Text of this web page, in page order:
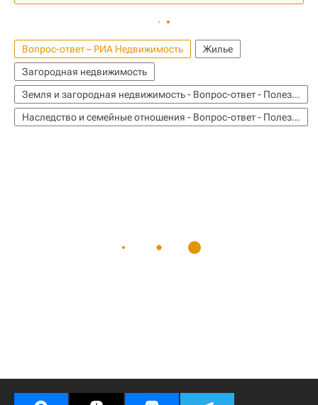
Вопрос-ответ – РИА Недвижимость
Жилье
Загородная недвижимость
Земля и загородная недвижимость - Вопрос-ответ - Полезное
Наследство и семейные отношения - Вопрос-ответ - Полезное